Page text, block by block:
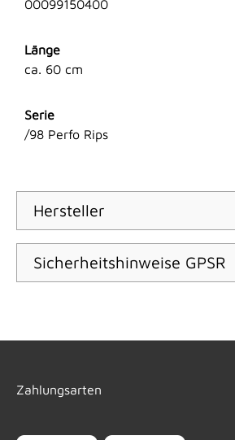
00099150400
Länge
ca. 60 cm
Serie
/98 Perfo Rips
Hersteller
Sicherheitshinweise GPSR
Zahlungsarten